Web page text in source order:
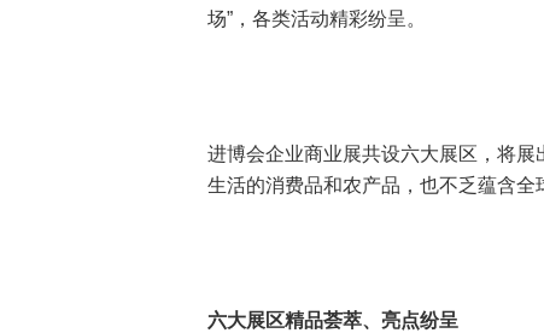
场”，各类活动精彩纷呈。
进博会企业商业展共设六大展区，将
生活的消费品和农产品，也不乏蕴含全
六大展区精品荟萃、亮点纷呈